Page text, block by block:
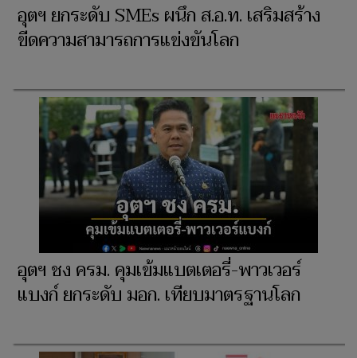
อุตฯ ยกระดับ SMEs ผนึก ส.อ.ท. เสริมสร้าง
ขีดความสามารถการแข่งขันโลก
อุตฯ ชง ครม. คุมเข้มแบตเตอรี่-พาวเวอร์
แบงก์ ยกระดับ มอก. เทียบมาตรฐานโลก